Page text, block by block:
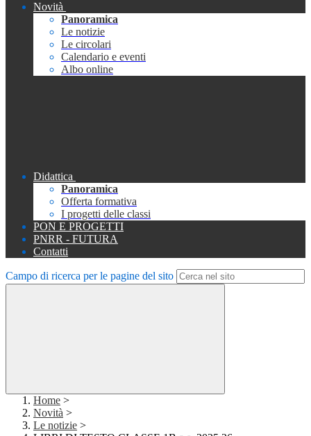
Novità
Panoramica
Le notizie
Le circolari
Calendario e eventi
Albo online
Didattica
Panoramica
Offerta formativa
I progetti delle classi
PON E PROGETTI
PNRR - FUTURA
Contatti
Campo di ricerca per le pagine del sito
Home >
Novità >
Le notizie >